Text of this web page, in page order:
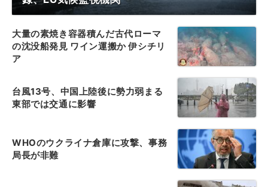
大量の素焼き容器積んだ古代ローマ
の沈没船発見 ワイン運搬か 伊シチリ
ア
台風13号、中国上陸後に勢力弱まる
東部では交通に影響
WHOのウクライナ倉庫に攻撃、事務
局長が非難